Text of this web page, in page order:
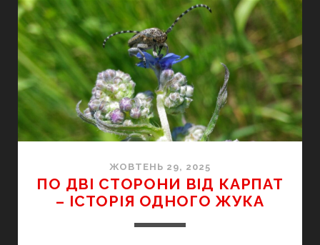
ДЕНИСІВЦІ
ПЕРЕПИСАЛИ
ІСТОРІЮ
ЛЮДСЬКОЇ
ЕВОЛЮЦІЇ
ЖОВТЕНЬ 29, 2025
ПО ДВІ СТОРОНИ ВІД КАРПАТ
– ІСТОРІЯ ОДНОГО ЖУКА